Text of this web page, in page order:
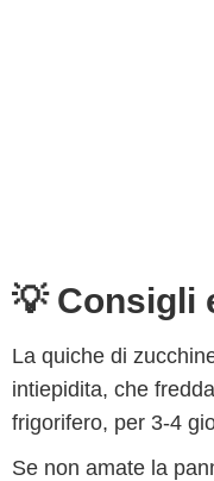
💡 Consigli
La quiche di
intiepidita, che
frigorifero, per 3-4
Se non amate la